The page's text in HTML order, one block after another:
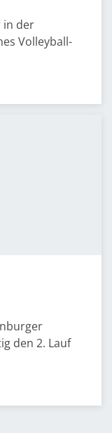
in der
Volleyball-
den 2. Lauf